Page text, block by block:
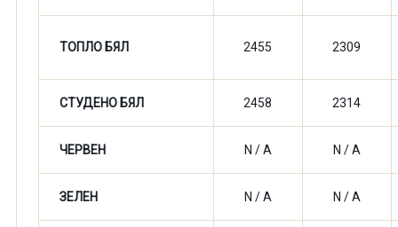
ТОПЛО БЯЛ 2455 2309
СТУДЕНО БЯЛ 2458 2314
ЧЕРВЕН N / A N / A
ЗЕЛЕН N / A N / A